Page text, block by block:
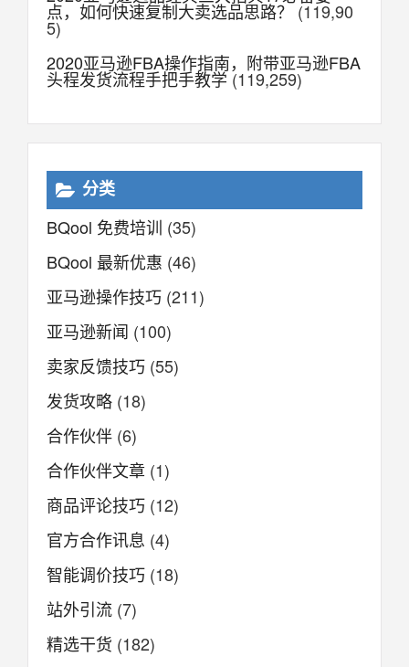
点，如何快速复制大卖选品思路？ (119,90
5)
2020亚马逊FBA操作指南，附带亚马逊FBA
头程发货流程手把手教学(119,259)
分类
BQool 免费培训 (35)
BQool 最新优惠 (46)
亚马逊操作技巧 (211)
亚马逊新闻 (100)
卖家反馈技巧 (55)
发货攻略 (18)
合作伙伴 (6)
合作伙伴文章 (1)
商品评论技巧 (12)
官方合作讯息 (4)
智能调价技巧 (18)
站外引流 (7)
精选干货 (182)